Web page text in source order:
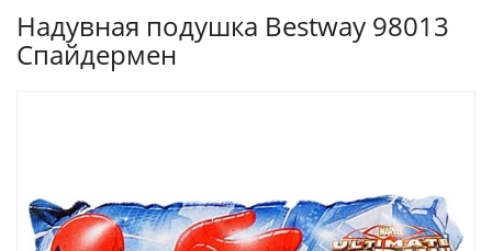
Надувная подушка Bestway 98013
Спайдермен